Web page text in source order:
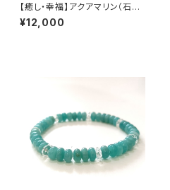
【癒し・幸福】アクアマリン（石サ
イズ 10mm玉） 内径16cm
¥12,000